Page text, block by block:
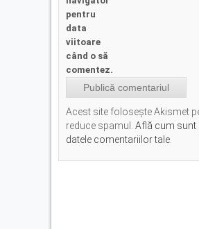
pentru
data
viitoare
când o să
comentez.
Acest site folosește Akismet
reduce spamul. Află cum sunt
datele comentariilor tale